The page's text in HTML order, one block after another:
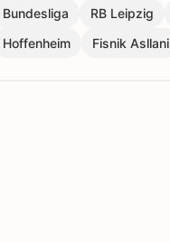
Bundesliga RB Leipzig
Hoffenheim
Fisnik Asllani